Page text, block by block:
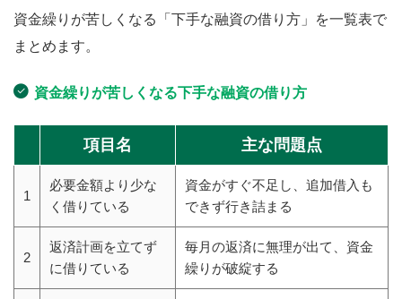
資金繰りが苦しくなる「下手な融資の借り方」を一覧表で
まとめます。
資金繰りが苦しくなる下手な融資の借り方
項目名 主な問題点
1
必要金額より少な
く借りている
資金がすぐ不足し、追加借入も
できず行き詰まる
2
返済計画を立てず
に借りている
毎月の返済に無理が出て、資金
繰りが破綻する